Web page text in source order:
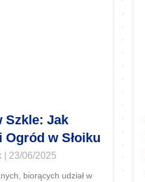
Szkle: Jak
w Słoiku
23/06/2025
biorących udział w